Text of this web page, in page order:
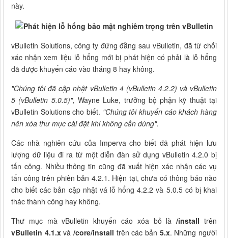
này.
vBulletin Solutions, công ty đứng đằng sau vBulletin, đã từ chối
xác nhận xem liệu lỗ hổng mới bị phát hiện có phải là lỗ hổng
đã được khuyến cáo vào tháng 8 hay không.
"Chúng tôi đã cập nhật vBulletin 4 (vBulletin 4.2.2) và vBulletin
5 (vBulletin 5.0.5)", Wayne Luke, trưởng bộ phận kỹ thuật tại
vBulletin Solutions cho biết. "Chúng tôi khuyến cáo khách hàng
nên xóa thư mục cài đặt khi không cần dùng".
Các nhà nghiên cứu của Imperva cho biết đã phát hiện lưu
lượng dữ liệu đi ra từ một diễn đàn sử dụng vBulletin 4.2.0 bị
tấn công. Nhiều thông tin cũng đã xuất hiện xác nhận các vụ
tấn công trên phiên bản 4.2.1. Hiện tại, chưa có thông báo nào
cho biết các bản cập nhật vá lỗ hổng 4.2.2 và 5.0.5 có bị khai
thác thành công hay không.
Thư mục mà vBulletin khuyến cáo xóa bỏ là /install trên
vBulletin 4.1.xvà/core/install trên các bản 5.x. Những người